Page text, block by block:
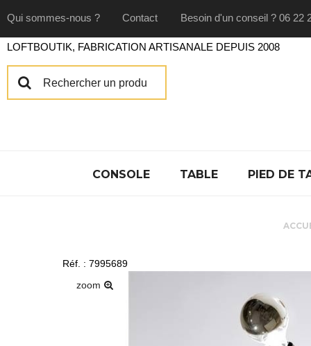
Qui sommes-nous ? Contact Besoin d'un conseil ? 06 22
CONSOLE TABLE PIED DE
Réf. : 7995689
zoom
LOFTBOUTIK, FABRICATION ARTISANALE DEPUIS 2008